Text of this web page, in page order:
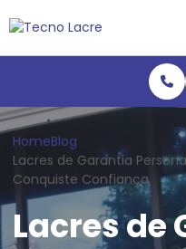
HomeBlog
Lacres de Garantia
Conquiste Confiança
Lacres de